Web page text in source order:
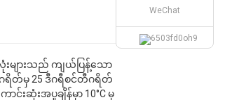
WeChat
Loading...
Loading...
းများသည် ကျယ်ပြန့်သော
ဂရိတ်မှ 25 ဒီဂရီစင်တီဂရိတ်
ဆုံးအပူချိန်မှာ 10°C မှ